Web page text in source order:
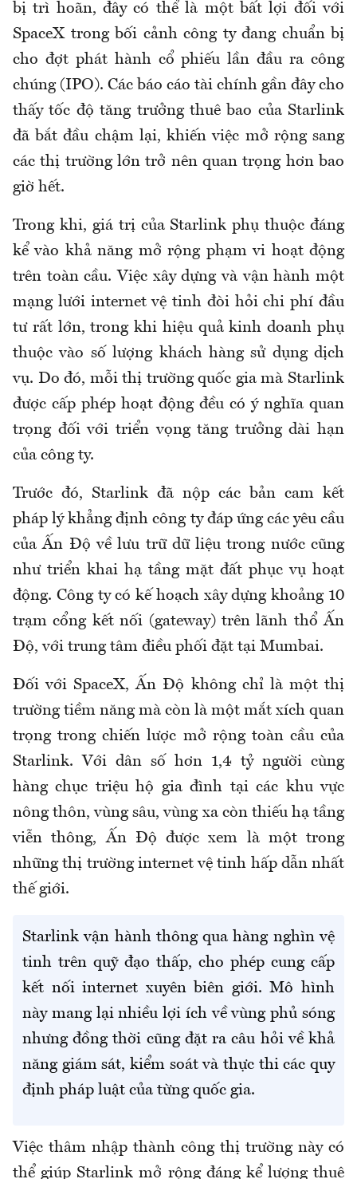
bị trì hoãn, đây có thể là một bất lợi đối với
SpaceX trong bối cảnh công ty đang chuẩn bị
cho đợt phát hành cổ phiếu lần đầu ra công
chúng (IPO). Các báo cáo tài chính gần đây cho
thấy tốc độ tăng trưởng thuê bao của Starlink
đã bắt đầu chậm lại, khiến việc mở rộng sang
các thị trường lớn trở nên quan trọng hơn bao
giờ hết.
Trong khi, giá trị của Starlink phụ thuộc đáng
kể vào khả năng mở rộng phạm vi hoạt động
trên toàn cầu. Việc xây dựng và vận hành một
mạng lưới internet vệ tinh đòi hỏi chi phí đầu
tư rất lớn, trong khi hiệu quả kinh doanh phụ
thuộc vào số lượng khách hàng sử dụng dịch
vụ. Do đó, mỗi thị trường quốc gia mà Starlink
được cấp phép hoạt động đều có ý nghĩa quan
trọng đối với triển vọng tăng trưởng dài hạn
của công ty.
Trước đó, Starlink đã nộp các bản cam kết
pháp lý khẳng định công ty đáp ứng các yêu cầu
của Ấn Độ về lưu trữ dữ liệu trong nước cũng
như triển khai hạ tầng mặt đất phục vụ hoạt
động. Công ty có kế hoạch xây dựng khoảng 10
trạm cổng kết nối (gateway) trên lãnh thổ Ấn
Độ, với trung tâm điều phối đặt tại Mumbai.
Đối với SpaceX, Ấn Độ không chỉ là một thị
trường tiềm năng mà còn là một mắt xích quan
trọng trong chiến lược mở rộng toàn cầu của
Starlink. Với dân số hơn 1,4 tỷ người cùng
hàng chục triệu hộ gia đình tại các khu vực
nông thôn, vùng sâu, vùng xa còn thiếu hạ tầng
viễn thông, Ấn Độ được xem là một trong
những thị trường internet vệ tinh hấp dẫn nhất
thế giới.
Starlink vận hành thông qua hàng nghìn vệ
tinh trên quỹ đạo thấp, cho phép cung cấp
kết nối internet xuyên biên giới. Mô hình
này mang lại nhiều lợi ích về vùng phủ sóng
nhưng đồng thời cũng đặt ra câu hỏi về khả
năng giám sát, kiểm soát và thực thi các quy
định pháp luật của từng quốc gia.
Việc thâm nhập thành công thị trường này có
thể giúp Starlink mở rộng đáng kể lượng thuê